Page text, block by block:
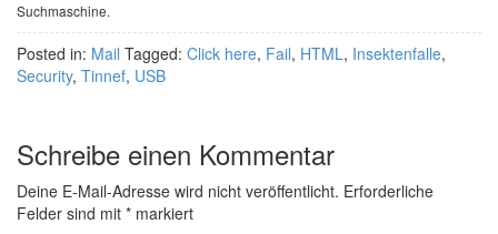
Suchmaschine.
Posted in: Mail Tagged: Click here, Fail, HTML, Insektenfalle,
Security, Tinnef, USB
Schreibe einen Kommentar
Deine E-Mail-Adresse wird nicht veröffentlicht. Erforderliche
Felder sind mit * markiert